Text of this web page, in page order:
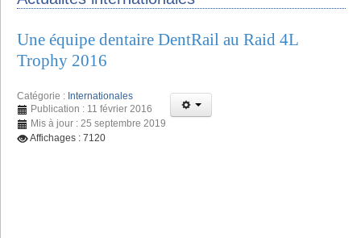
Une équipe dentaire DentRail au Raid 4L
Trophy 2016
Catégorie : Internationales
Publication : 11 février 2016
Mis à jour : 25 septembre 2019
Affichages : 7120